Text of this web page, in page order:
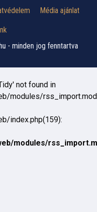
Média ajánlat
- minden jog fenntartva
not found in
modules/
index.php(159):
modules/